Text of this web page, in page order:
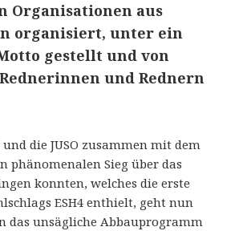
Organisationen aus
organisiert, unter ein
gestellt und von
und Rednern
und die JUSO zusammen mit dem
phänomenalen Sieg über das
konnten, welches die erste
ESH4 enthielt, geht nun
das unsägliche Abbauprogramm